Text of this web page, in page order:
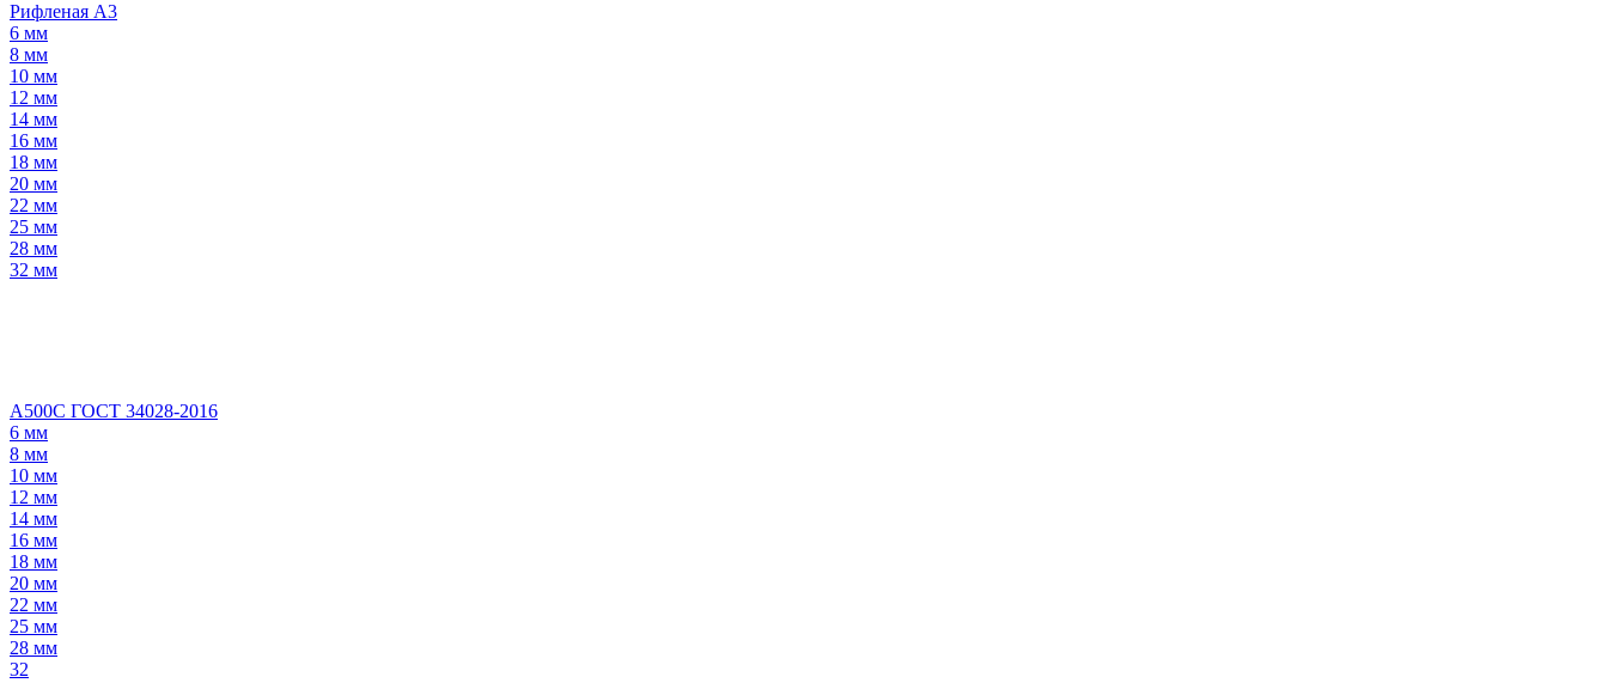
Рифленая А3
6 мм
8 мм
10 мм
12 мм
14 мм
16 мм
18 мм
20 мм
22 мм
25 мм
28 мм
32 мм
А500С ГОСТ 34028-2016
6 мм
8 мм
10 мм
12 мм
14 мм
16 мм
18 мм
20 мм
22 мм
25 мм
28 мм
32